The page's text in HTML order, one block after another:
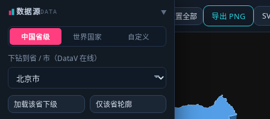
☰ 面板 地图 重置全部 导出 PNG
数据源DATA ▶
中国省级 世界国家 自定义
下钻到省 / 市（DataV 在线）
加载该省下级
仅该省轮廓